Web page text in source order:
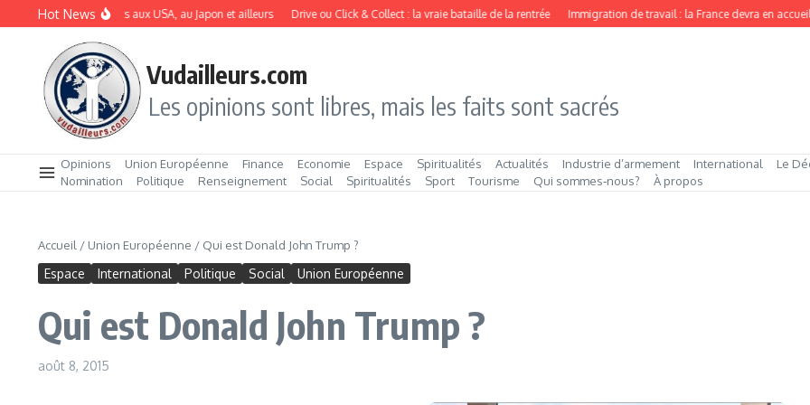
Aller au contenu
Hot News
L’IA dope les profits aux USA, au Japon et ailleurs Drive ou Click & Collect : la vraie bataille de la rentrée Immigration de travail : la France devra en accueillir
Vudailleurs.com
Les opinions sont libres, mais les faits sont sacrés
Opinions Union Européenne Finance Economie Espace Spiritualités Actualités Industrie d’armement International
Le
Nomination
Politique Renseignement Social Spiritualités Sport Tourisme Qui sommes‑nous? À propos
Accueil / Union Européenne / Qui est Donald John Trump ?
Espace International Politique Social Union Européenne
Qui est Donald John Trump ?
août 8, 2015